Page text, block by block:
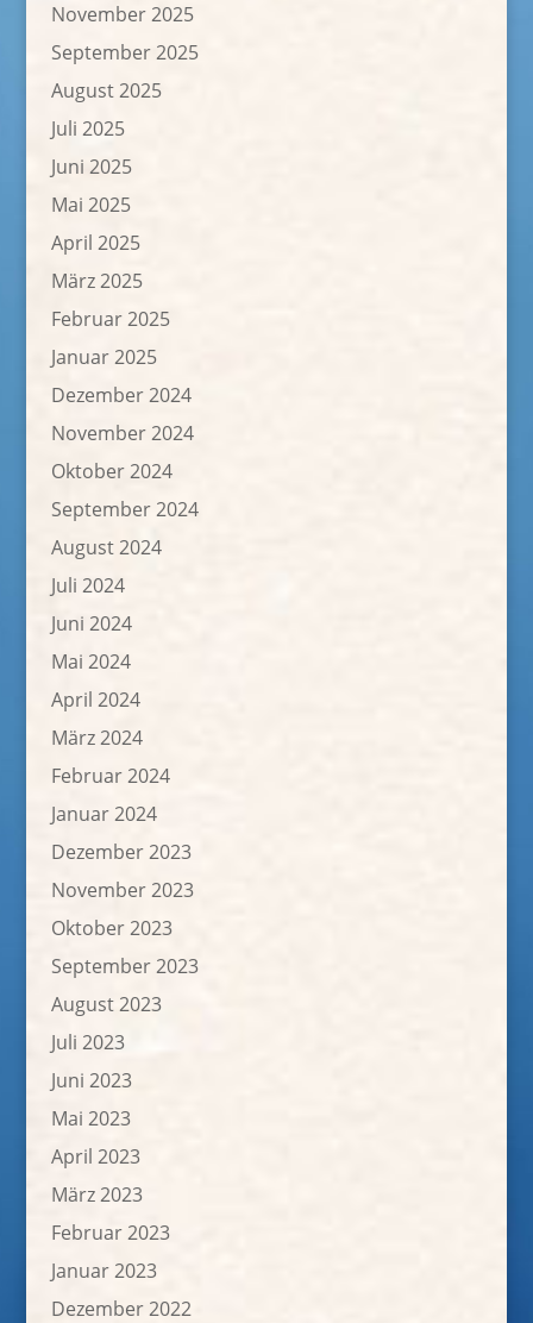
November 2025
September 2025
August 2025
Juli 2025
Juni 2025
Mai 2025
April 2025
März 2025
Februar 2025
Januar 2025
Dezember 2024
November 2024
Oktober 2024
September 2024
August 2024
Juli 2024
Juni 2024
Mai 2024
April 2024
März 2024
Februar 2024
Januar 2024
Dezember 2023
November 2023
Oktober 2023
September 2023
August 2023
Juli 2023
Juni 2023
Mai 2023
April 2023
März 2023
Februar 2023
Januar 2023
Dezember 2022